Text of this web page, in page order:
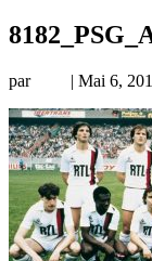
par | Mai 6,